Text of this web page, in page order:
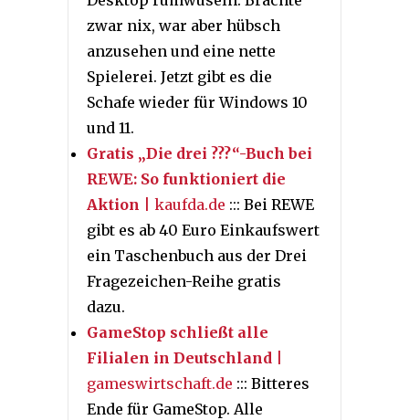
zwar nix, war aber hübsch
anzusehen und eine nette
Spielerei. Jetzt gibt es die
Schafe wieder für Windows 10
und 11.
Gratis „Die drei ???“-Buch bei
REWE: So funktioniert die
Aktion | kaufda.de ::: Bei REWE
gibt es ab 40 Euro Einkaufswert
ein Taschenbuch aus der Drei
Fragezeichen-Reihe gratis
dazu.
GameStop schließt alle
Filialen in Deutschland
gameswirtschaft.de ::: Bitteres
Ende für GameStop. Alle